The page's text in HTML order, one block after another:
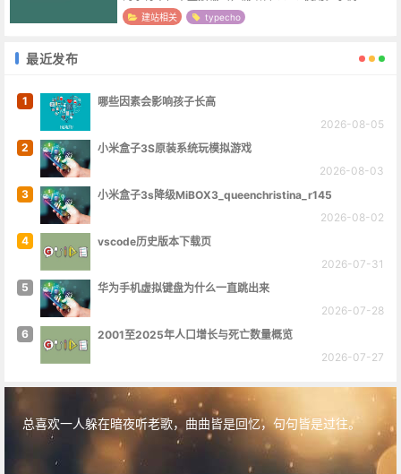
p echo _t('欢迎语');...
建站相关 typecho
最近发布
1
哪些因素会影响孩子长高
2026-08-05
2
小米盒子3S原装系统玩模拟游戏
2026-08-03
3
小米盒子3s降级MiBOX3_queenchristina_r145
2026-08-02
4
vscode历史版本下载页
2026-07-31
5
华为手机虚拟键盘为什么一直跳出来
2026-07-28
6
2001至2025年人口增长与死亡数量概览
2026-07-27
总喜欢一人躲在暗夜听老歌，曲曲皆是回忆，句句皆是过往。